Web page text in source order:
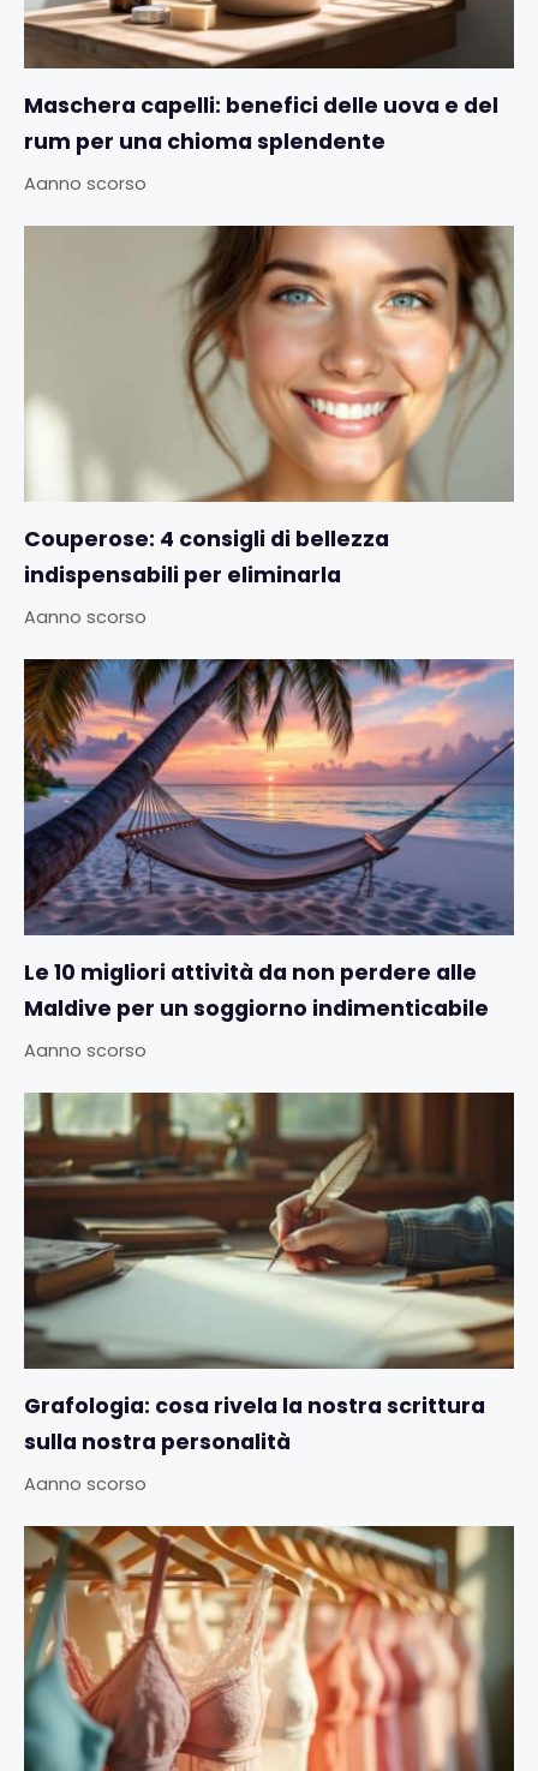
Maschera capelli: benefici delle uova e del
rum per una chioma splendente
Aanno scorso
Couperose: 4 consigli di bellezza
indispensabili per eliminarla
Aanno scorso
Le 10 migliori attività da non perdere alle
Maldive per un soggiorno indimenticabile
Aanno scorso
Grafologia: cosa rivela la nostra scrittura
sulla nostra personalità
Aanno scorso